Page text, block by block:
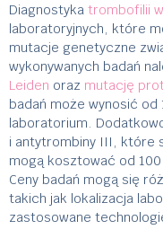
Diagnostyka trombofilii
laboratoryjnych, które
mutacje genetyczne
wykonywanych badań
Leiden oraz mutację
badań może wynosić od
laboratorium.
i antytrombiny III, które
mogą kosztować od
Ceny badań mogą się
takich jak lokalizacja
zastosowane